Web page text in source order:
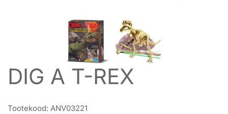
DIG A T-REX
Tootekood: ANV03221